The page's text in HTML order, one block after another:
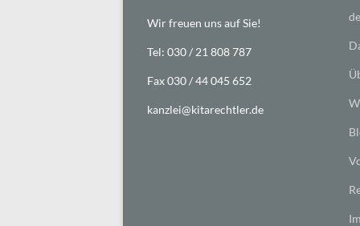
Wir freuen uns auf Sie!
Tel: 030 / 21 808 787
Fax 030 / 44 045 652
kanzlei@kitarechtler.de